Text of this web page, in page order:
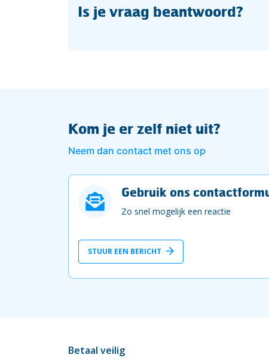
Is je vraag beantwoord?
Kom je er zelf niet uit?
Neem dan contact met ons op
Gebruik ons
Zo snel mogelijk een reactie
STUUR EEN BERICHT
Betaal veilig